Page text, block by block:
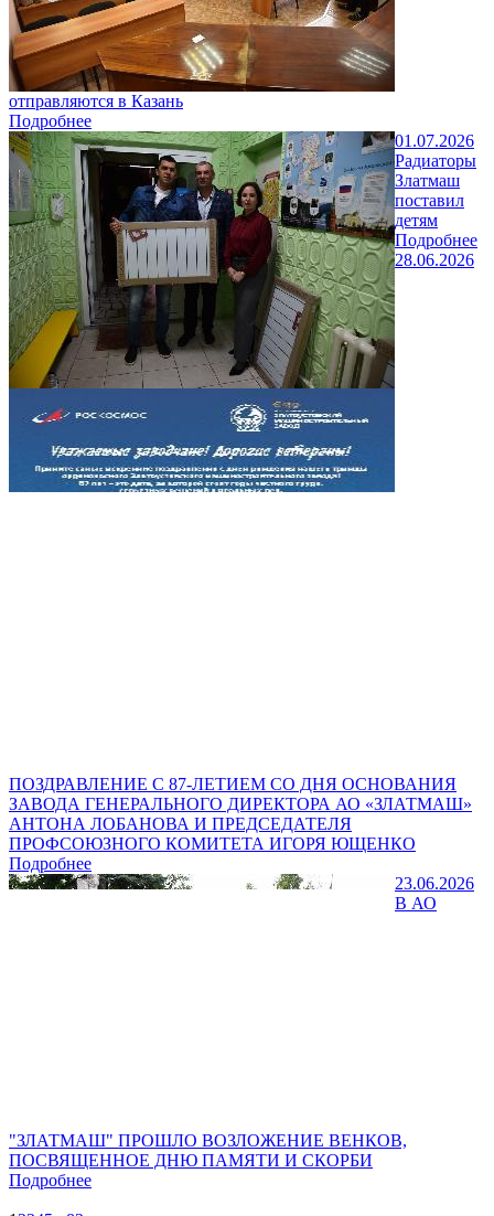
отправляются в Казань
Подробнее
01.07.2026
Радиаторы
Златмаш
поставил
детям
Подробнее
28.06.2026
ПОЗДРАВЛЕНИЕ С 87-ЛЕТИЕМ СО ДНЯ ОСНОВАНИЯ
ЗАВОДА ГЕНЕРАЛЬНОГО ДИРЕКТОРА АО «ЗЛАТМАШ»
АНТОНА ЛОБАНОВА И ПРЕДСЕДАТЕЛЯ
ПРОФСОЮЗНОГО КОМИТЕТА ИГОРЯ ЮЩЕНКО
Подробнее
23.06.2026
В АО
"ЗЛАТМАШ" ПРОШЛО ВОЗЛОЖЕНИЕ ВЕНКОВ,
ПОСВЯЩЕННОЕ ДНЮ ПАМЯТИ И СКОРБИ
Подробнее